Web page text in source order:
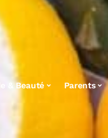
& Beauté Parents